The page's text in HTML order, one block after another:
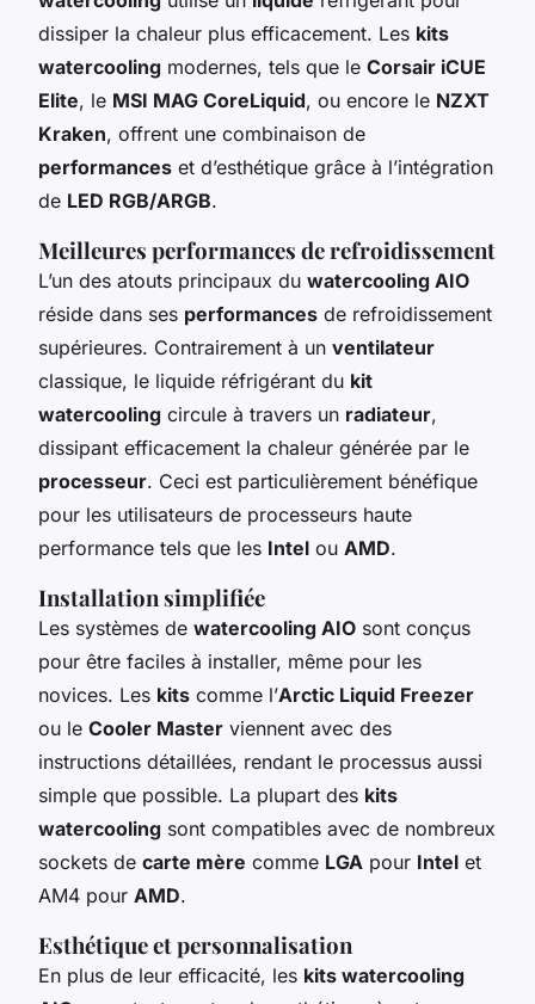
dissiper la chaleur plus efficacement. Les kits
watercooling modernes, tels que le Corsair iCUE
Elite, le MSI MAG CoreLiquid, ou encore le NZXT
Kraken, offrent une combinaison de
performances et d’esthétique grâce à l’intégration
de LED RGB/ARGB.
Meilleures performances de refroidissement
L’un des atouts principaux du watercooling AIO
réside dans ses performances de refroidissement
supérieures. Contrairement à un ventilateur
classique, le liquide réfrigérant du kit
watercooling circule à travers un radiateur,
dissipant efficacement la chaleur générée par le
processeur. Ceci est particulièrement bénéfique
pour les utilisateurs de processeurs haute
performance tels que les Intel ou AMD.
Installation simplifiée
Les systèmes de watercooling AIO sont conçus
pour être faciles à installer, même pour les
novices. Les kits comme l’Arctic Liquid Freezer
ou le Cooler Master viennent avec des
instructions détaillées, rendant le processus aussi
simple que possible. La plupart des kits
watercooling sont compatibles avec de nombreux
sockets de carte mère comme LGA pour Intel et
AM4 pour AMD.
Esthétique et personnalisation
En plus de leur efficacité, les kits watercooling